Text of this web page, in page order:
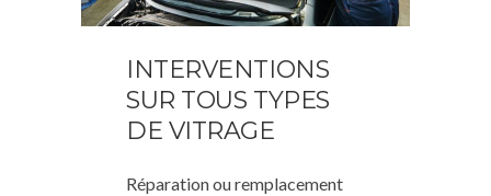
INTERVENTIONS
SUR TOUS TYPES
DE VITRAGE
Réparation ou remplacement